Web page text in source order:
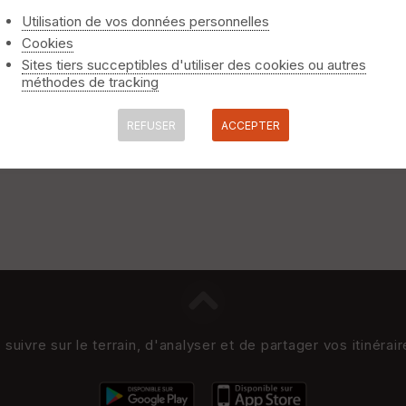
sur le terrain, d'analyser et de partager vos
Utilisation de vos données personnelles
Cookies
Sites tiers succeptibles d'utiliser des cookies ou autres
méthodes de tracking
REFUSER ACCEPTER